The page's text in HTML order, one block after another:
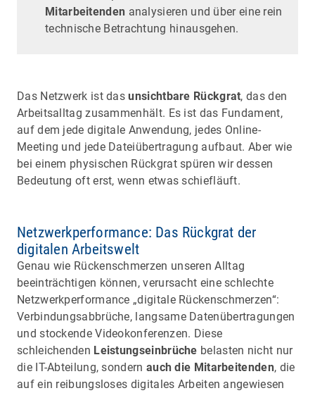
Mitarbeitenden analysieren und über eine rein
technische Betrachtung hinausgehen.
Das Netzwerk ist dasunsichtbare Rückgrat, das den
Arbeitsalltag zusammenhält. Es ist das Fundament,
auf dem jede digitale Anwendung, jedes Online-
Meeting und jede Dateiübertragung aufbaut. Aber wie
bei einem physischen Rückgrat spüren wir dessen
Bedeutung oft erst, wenn etwas schiefläuft.
Netzwerkperformance: Das Rückgrat der
digitalen Arbeitswelt
Genau wie Rückenschmerzen unseren Alltag
beeinträchtigen können, verursacht eine schlechte
Netzwerkperformance „digitale Rückenschmerzen“:
Verbindungsabbrüche, langsame Datenübertragungen
und stockende Videokonferenzen. Diese
schleichenden Leistungseinbrüche belasten nicht nur
die IT-Abteilung, sondern auch die Mitarbeitenden, die
auf ein reibungsloses digitales Arbeiten angewiesen